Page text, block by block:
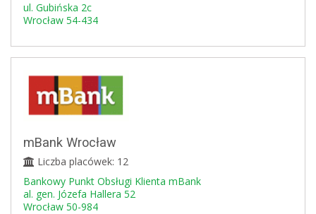
ul. Gubińska 2c
Wrocław 54-434
mBank Wrocław
Liczba placówek: 12
Bankowy Punkt Obsługi Klienta mBank
al. gen. Józefa Hallera 52
Wrocław 50-984